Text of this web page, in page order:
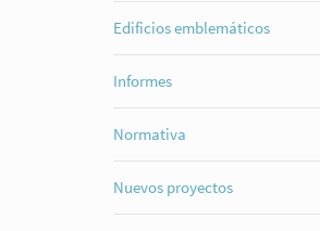
Edificios emblemáticos
Informes
Normativa
Nuevos proyectos